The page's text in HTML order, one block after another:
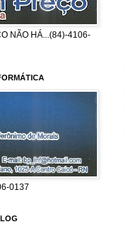
NÃO HÁ...(84)-4106-
0137